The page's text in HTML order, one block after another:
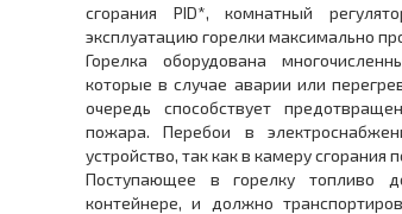
сгорания PID*, комнатный
эксплуатацию горелки максимально
Горелка оборудована
которые в случае аварии или
очередь способствует
пожара. Перебои в
устройство, так как в камеру сгорания
Поступающее в горелку топливо
контейнере, и должно